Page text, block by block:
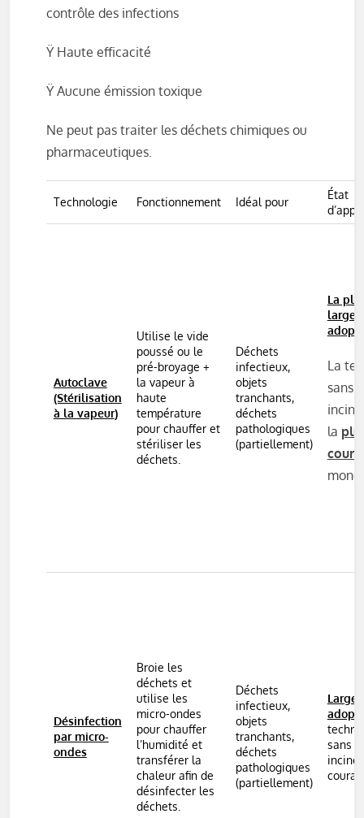
contrôle des infections
Ÿ Haute efficacité
Ÿ Aucune émission toxique
Ne peut pas traiter les déchets chimiques ou
pharmaceutiques.
Technologie Fonctionnement Idéal pour
État
Autoclave
(Stérilisation
à la vapeur)
Utilise le vide
poussé ou le
pré-broyage +
la vapeur à
haute
température
pour chauffer et
stériliser les
déchets.
Déchets
infectieux,
objets
tranchants,
déchets
pathologiques
(partiellement)
La
La
sans
la
Désinfection
par micro-
ondes
Broie les
déchets et
utilise les
micro-ondes
pour chauffer
l’humidité et
transférer la
chaleur afin de
désinfecter les
déchets.
Déchets
infectieux,
objets
tranchants,
déchets
pathologiques
(partiellement)
sans